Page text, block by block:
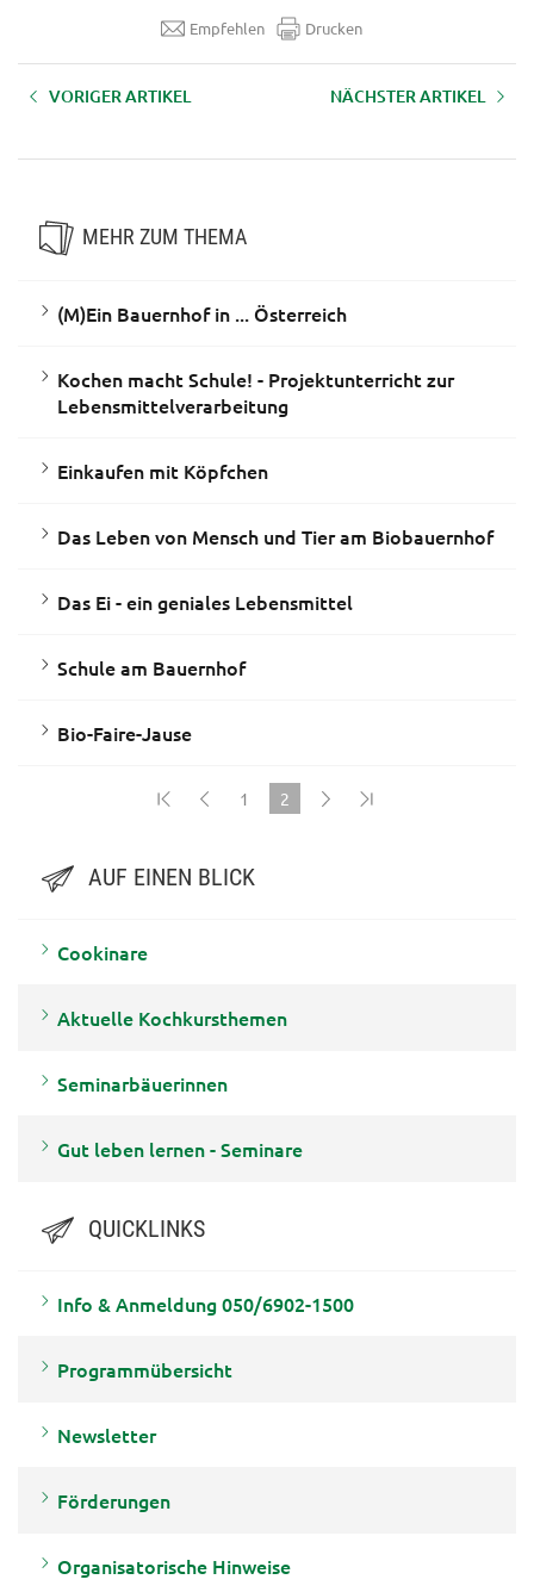
Empfehlen Drucken
VORIGER ARTIKEL NÄCHSTER ARTIKEL
MEHR ZUM THEMA
(M)Ein Bauernhof in ... Österreich
Kochen macht Schule! - Projektunterricht zur
Lebensmittelverarbeitung
Einkaufen mit Köpfchen
Das Leben von Mensch und Tier am Biobauernhof
Das Ei - ein geniales Lebensmittel
Schule am Bauernhof
Bio-Faire-Jause
1
2
AUF EINEN BLICK
Cookinare
Aktuelle Kochkursthemen
Seminarbäuerinnen
Gut leben lernen - Seminare
QUICKLINKS
Info & Anmeldung 050/6902-1500
Programmübersicht
Newsletter
Förderungen
Organisatorische Hinweise